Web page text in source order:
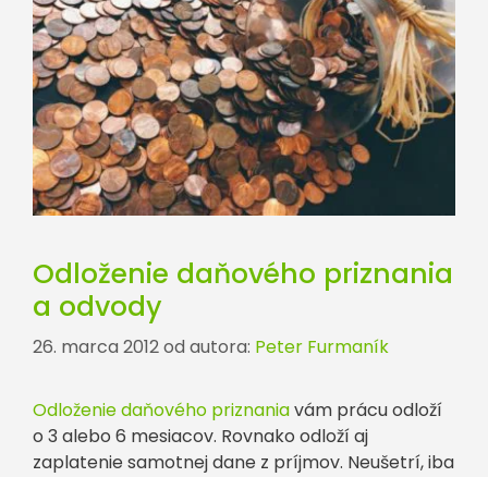
Odloženie daňového priznania
a odvody
26. marca 2012od autora: Peter Furmaník
Odloženie daňového priznaniavám prácu odloží
o 3 alebo 6 mesiacov. Rovnako odloží aj
zaplatenie samotnej dane z príjmov. Neušetrí, iba